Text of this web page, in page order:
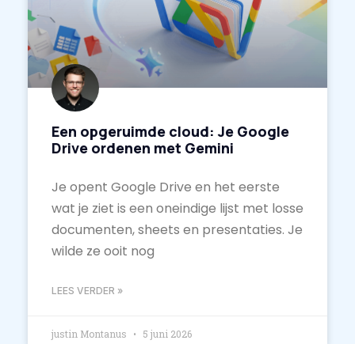
Een opgeruimde cloud: Je Google
Drive ordenen met Gemini
Je opent Google Drive en het eerste
wat je ziet is een oneindige lijst met losse
documenten, sheets en presentaties. Je
wilde ze ooit nog
LEES VERDER »
justin Montanus 5 juni 2026